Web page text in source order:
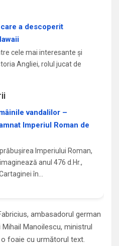
a descoperit
cele mai interesante și
Angliei, rolul jucat de
vandalilor –
Imperiul Roman de
Imperiului Roman,
anul 476 d.Hr.,
în…
ambasadorul german
Manoilescu, ministrul
foaie cu următorul text.